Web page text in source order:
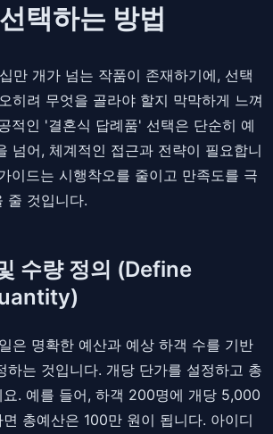
택하는 방법
만 개가 넘는 작품이 존재하기에, 선택
히려 무엇을 골라야 할지 막막하게 느껴
적인 '결혼식 답례품' 선택은 단순히 예
넘어, 체계적인 접근과 전략이 필요합니
이드는 시행착오를 줄이고 만족도를 극
줄 것입니다.
수량 정의 (Define
은 명확한 예산과 예상 하객 수를 기반
하는 것입니다. 개당 단가를 설정하고 총
요. 예를 들어, 하객 200명에 개당 5,000
총예산은 100만 원이 됩니다. 아이디